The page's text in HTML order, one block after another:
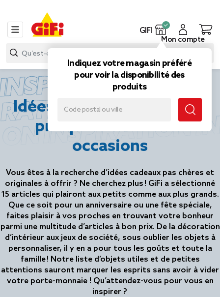
GIFI
Indiquez votre magasin préféré
pour voir la disponibilité des
produits
Mon compte
INSPI
INSPIRATI
ON INSPIRATION IN
SPIRATION
TION INSPIRATION
INSPIRATION INSPI
RATION INSPIRATI
ON
Idées de cadeaux à petits
prix pour toutes les
occasions
Vous êtes à la recherche d’idées cadeaux pas chères et
originales à offrir ? Ne cherchez plus ! GiFi a sélectionné
15 articles qui plairont aux petits comme aux plus grands.
Que ce soit pour un anniversaire ou une fête spéciale,
faites plaisir à vos proches en trouvant votre bonheur
parmi une multitude d’articles à bon prix. De la décoration
d’intérieur aux jeux de société, sous oublier les objets à
personnaliser, il y en a pour tous les goûts et toute la
famille ! Notre liste d’objets utiles et de petites
attentions sauront marquer les esprits sans avoir à vider
votre porte-monnaie ! Qu’attendez-vous pour vous en
inspirer ?